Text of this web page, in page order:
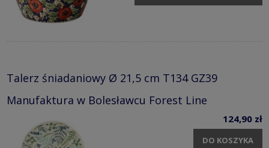
Talerz śniadaniowy Ø 21,5 cm T134 GZ39
Manufaktura w Bolesławcu Forest Line
124,90 zł
DO KOSZYKA